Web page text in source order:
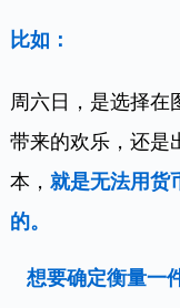
比如：
周六日，是选择在
带来的欢乐，还是
本，就是无法用货
的。
想要确定衡量一